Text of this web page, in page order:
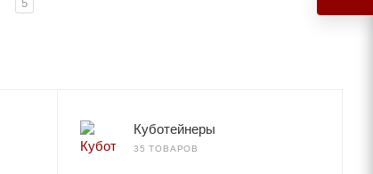
5
Куботейнеры
35 ТОВАРОВ